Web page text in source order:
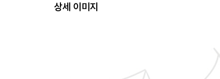
2.3 정규 표현식
CHAPTER 3 크롤링 시작하기
상세 이미지